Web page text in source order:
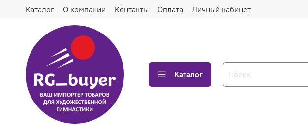
Каталог О компании Контакты Оплата Личный кабинет
Каталог